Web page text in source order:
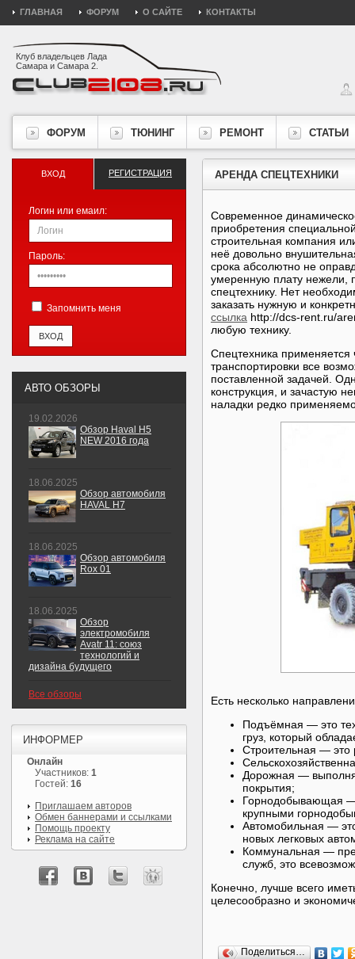
ГЛАВНАЯ ФОРУМ О САЙТЕ КОНТАКТЫ
Клуб владельцев Лада
Самара и Самара 2.
ФОРУМ ТЮНИНГ РЕМОНТ СТАТЬИ
АРЕНДА СПЕЦТЕХНИКИ
Современное
приобретения
строительная компания
неё довольно
срока абсолютно не
умеренную плату нежели,
спецтехнику. Нет
заказать нужную и
ссылка http://dcs-rent.ru/
любую технику.
Спецтехника
транспортировки все
поставленной задачей.
конструкция, и зачастую
наладки редко
Есть несколько
Подъёмная — это
груз, который
Строительная — это
Дорожная —
покрытия;
Горнодобывающая —
крупными
Автомобильная —
новых легковых
Коммунальная —
служб, это
Конечно, лучше всего
целесообразно и
Поделиться…
ВХОД РЕГИСТРАЦИЯ
Логин или емаил:
Пароль:
Запомнить меня
АВТО ОБЗОРЫ
19.02.2026
Обзор Haval H5
NEW 2016 года
18.06.2025
Обзор автомобиля
HAVAL H7
18.06.2025
Обзор автомобиля
Rox 01
18.06.2025
Обзор
электромобиля
Avatr 11: союз
технологий и
дизайна будущего
Все обзоры
ИНФОРМЕР
Онлайн
Участников: 1
Гостей: 16
Приглашаем авторов
Обмен баннерами и ссылками
Помощь проекту
Реклама на сайте